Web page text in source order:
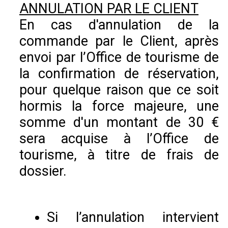
ANNULATION PAR LE CLIENT
En cas d'annulation de la
commande par le Client, après
envoi par l’Office de tourisme de
la confirmation de réservation,
pour quelque raison que ce soit
hormis la force majeure, une
somme d'un montant de 30 €
sera acquise à l’Office de
tourisme, à titre de frais de
dossier.
Si l’annulation intervient